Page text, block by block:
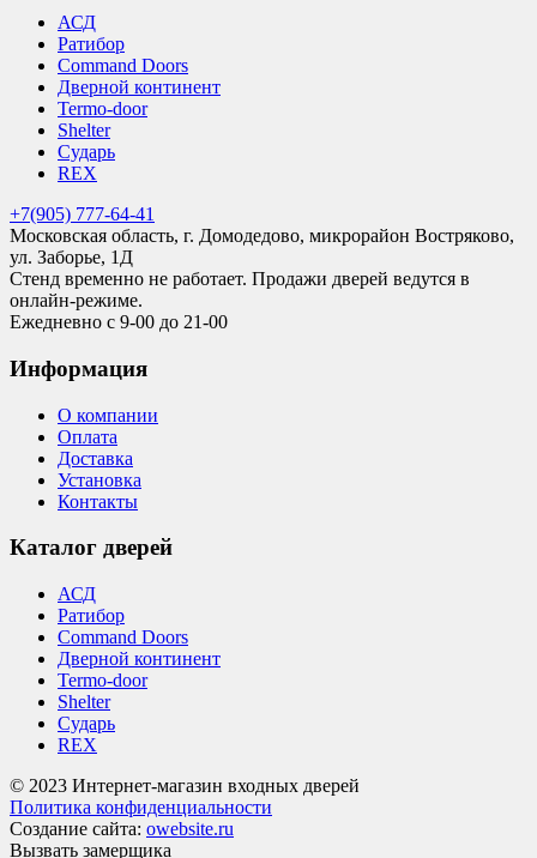
АСД
Ратибор
Command Doors
Дверной континент
Termo-door
Shelter
Сударь
REX
+7(905) 777-64-41
Московская область, г. Домодедово, микрорайон Востряково,
ул. Заборье, 1Д
Стенд временно не работает. Продажи дверей ведутся в
онлайн-режиме.
Ежедневно с 9-00 до 21-00
Информация
О компании
Оплата
Доставка
Установка
Контакты
Каталог дверей
АСД
Ратибор
Command Doors
Дверной континент
Termo-door
Shelter
Сударь
REX
© 2023 Интернет-магазин входных дверей
Политика конфиденциальности
Создание сайта: owebsite.ru
Вызвать замерщика